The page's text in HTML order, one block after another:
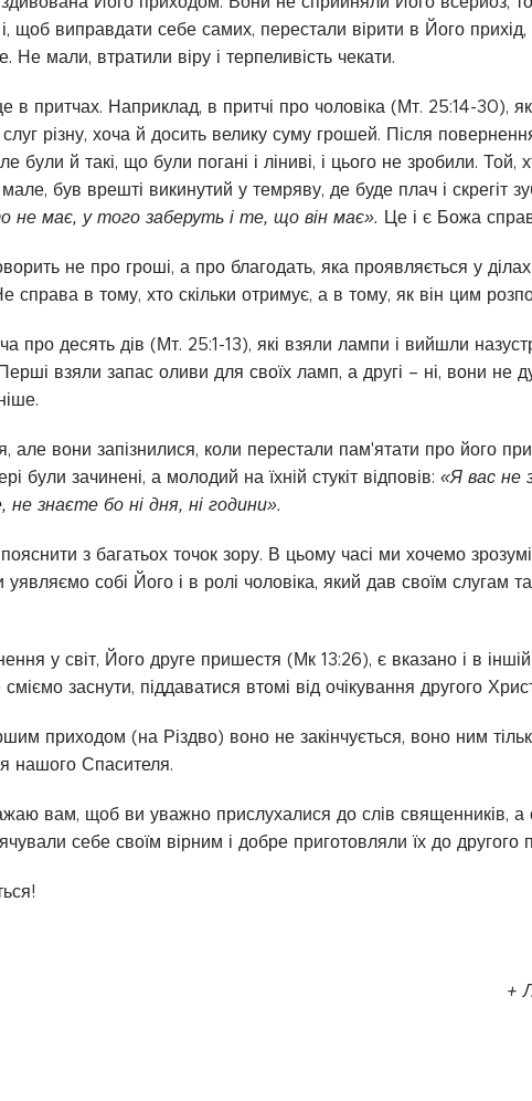
щоб виправдати себе самих, перестали вірити в Його прихід,
Не мали, втратили віру і терпеливість чекати.
в притчах. Наприклад, в притчі про чоловіка (Мт. 25:14-30),
слуг різну, хоча й досить велику суму грошей. Після
були й такі, що були погані і ліниві, і цього не зробили.
був врешті викинутий у темряву, де буде плач і скрегіт
не має, у того заберуть і те, що він має». Це і є Божа
не про гроші, а про благодать, яка проявляється у
справа в тому, хто скільки отримує, а в тому, як він цим
про десять дів (Мт. 25:1-13), які взяли лампи і вийшли
взяли запас оливи для своїх ламп, а другі – ні, вони
але вони запізнилися, коли перестали пам'ятати про його
були зачинені, а молодий на їхній стукіт відповів: «Я вас не
знаєте бо ні дня, ні години».
з багатьох точок зору. В цьому часі ми хочемо
собі Його і в ролі чоловіка, який дав своїм слугам
у світ, Його друге пришестя (Мк 13:26), є вказано і в іншій
заснути, піддаватися втомі від очікування другого
приходом (на Різдво) воно не закінчується, воно ним
нашого Спасителя.
вам, щоб ви уважно прислухалися до слів священників,
себе своїм вірним і добре приготовляли їх до другого
+